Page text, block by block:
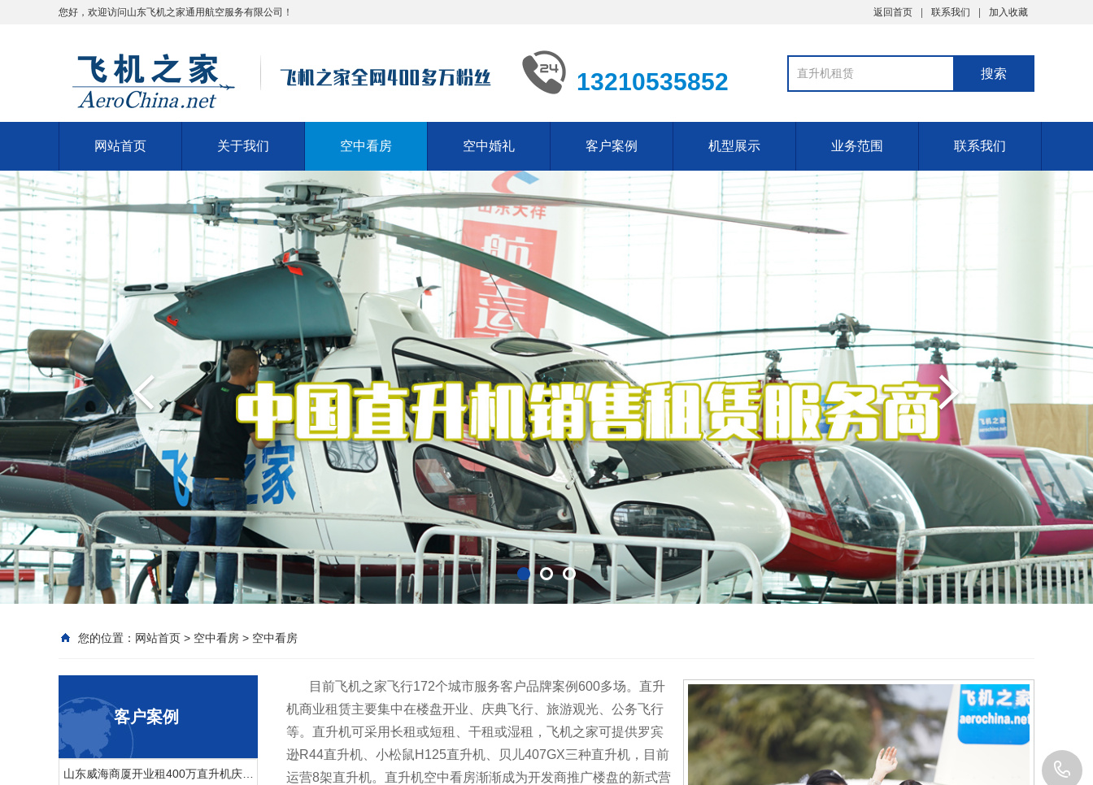
您好，欢迎访问山东飞机之家通用航空服务有限公司！ 返回首页 联系我们 加入收藏
13210535852
网站首页 关于我们 空中看房 空中婚礼 客户案例 机型展示 业务范围 联系我们
您的位置： 网站首页 > 空中看房 > 空中看房
客户案例
目前飞机之家飞行172个城市服务客户品牌案例600多场。直升
机商业租赁主要集中在楼盘开业、庆典飞行、旅游观光、公务飞行
等。直升机可采用长租或短租、干租或湿租，飞机之家可提供罗宾
逊R44直升机、小松鼠H125直升机、贝儿407GX三种直升机，目前
运营8架直升机。直升机空中看房渐渐成为开发商推广楼盘的新式营